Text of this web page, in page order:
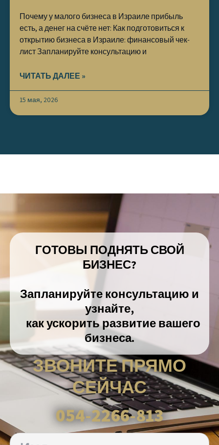
Почему у малого бизнеса в Израиле прибыль
есть, а денег на счёте нет: Как подготовиться к
открытию бизнеса в Израиле: финансовый чек-
лист Запланируйте консультацию и
ЧИТАТЬ ДАЛЕЕ »
15 мая, 2026
ГОТОВЫ ПОДНЯТЬ СВОЙ
БИЗНЕС?
Запланируйте консультацию и
узнайте,
как ускорить развитие вашего
бизнеса.
ЗВОНИТЕ ПРЯМО
СЕЙЧАС
054-2266-813